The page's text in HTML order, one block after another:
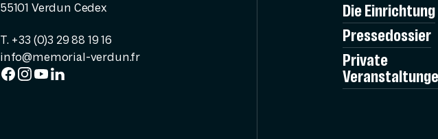
55101 Verdun Cedex
T. +33 (0)3 29 88 19 16
info@memorial-verdun.fr
Die Einrichtung
Pressedossier
Private